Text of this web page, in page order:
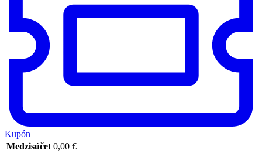
Kupón
Medzisúčet 0,00 €